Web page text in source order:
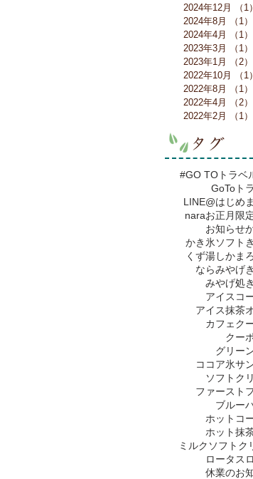
2024年12月
（1）
2024年8月
（1）
2024年4月
（1）
2023年3月
（1）
2023年1月
（2）
2022年10月
（1）
2022年8月
（1）
2022年4月
（2）
2022年2月
（1）
#GO TOトラベ
GoToト
LINE@はじめ
naraお正月限
お知らせ
かき氷ソフト
くず湯しかま
ならみやげ
みやげ処
アイスコ
アイス抹茶
カフェ ク
クー
グリー
ココア氷サ
ソフトク
ファースト
ブルー
ホットコ
ホット抹
ロータス
休業のお